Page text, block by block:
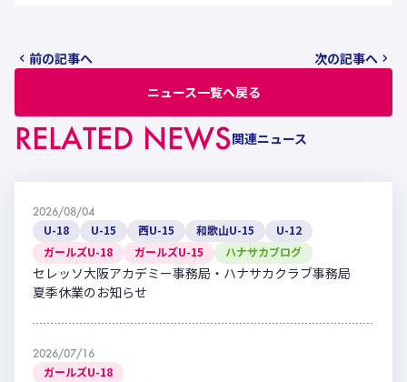
前の記事へ
ニュース一覧へ戻る
次の記事へ
RELATED NEWS関連ニュース
2026/08/04
U-18 U-15 西U-15 和歌山U-15
U-12
ガールズU-18
ガールズU-15 ハナサカブログ
セレッソ大阪アカデミー事務局・ハナサカクラブ事務局
夏季休業のお知らせ
2026/07/16
ガールズU-18